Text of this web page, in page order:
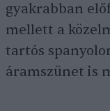
gyakrabban
mellett a
tartós
áramszünet is